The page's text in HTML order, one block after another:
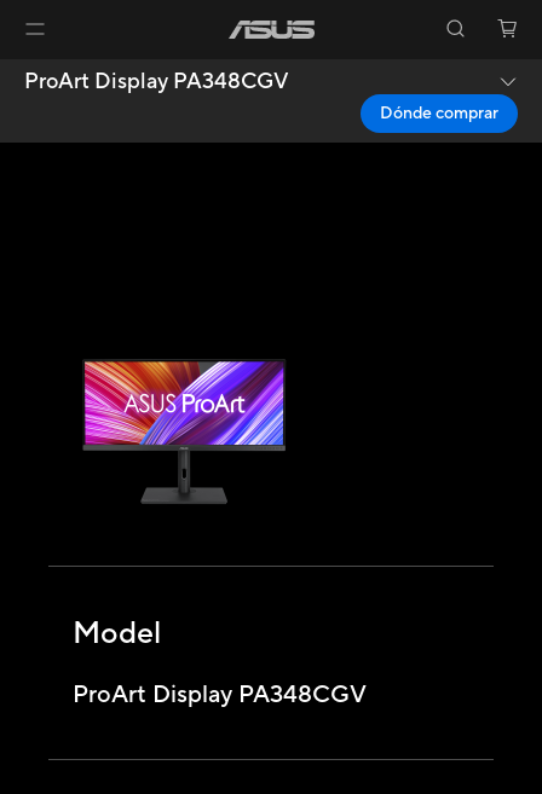
ProArt Display PA348CGV
Dónde comprar
Model
ProArt Display PA348CGV